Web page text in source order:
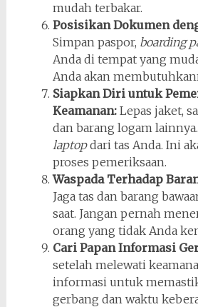
mudah terbakar.
Posisikan Dokumen
Simpan paspor, boarding
Anda di tempat yang
Anda akan
Siapkan Diri untuk
Keamanan:Lepas jaket,
dan barang logam
laptopdari tas Anda. Ini
proses pemeriksaan.
Waspada Terhadap
Jaga tas dan barang
saat. Jangan pernah
orang yang tidak Anda
Cari Papan Informasi
setelah melewati
informasi untuk
gerbang dan waktu